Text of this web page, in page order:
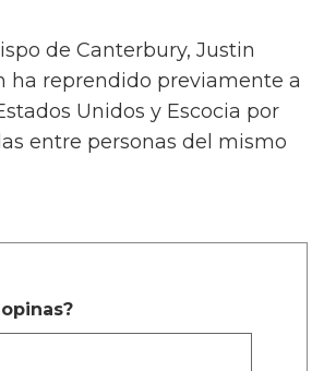
de Canterbury, Justin
ha reprendido previamente a
Unidos y Escocia por
entre personas del mismo